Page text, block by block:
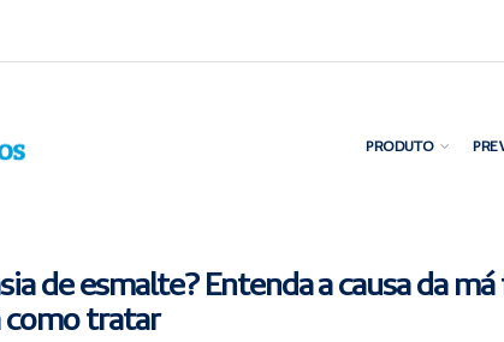
PRODUTO
de esmalte? Entenda a causa da
como tratar